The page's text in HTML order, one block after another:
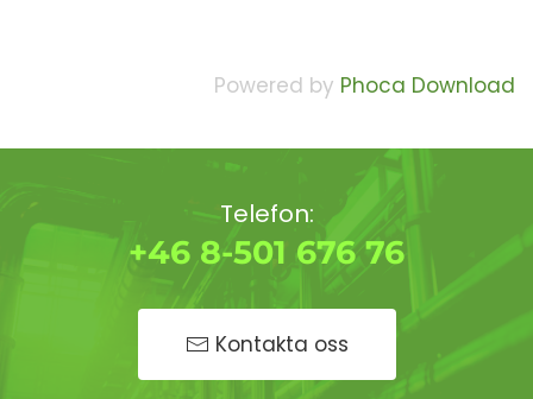
Powered by Phoca Download
Telefon:
+46 8-501 676 76
Kontakta oss